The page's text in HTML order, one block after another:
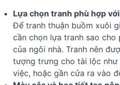
Lựa chọn tranh phù hợp
Để tranh thuận buồm xuôi
cần chọn lựa tranh sao
của ngôi nhà. Tranh nên
tượng trưng cho tài lộc như
việc, hoặc gần cửa ra vào